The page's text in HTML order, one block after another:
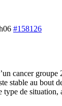
#158126
cancer
stable au bout
type de situation,